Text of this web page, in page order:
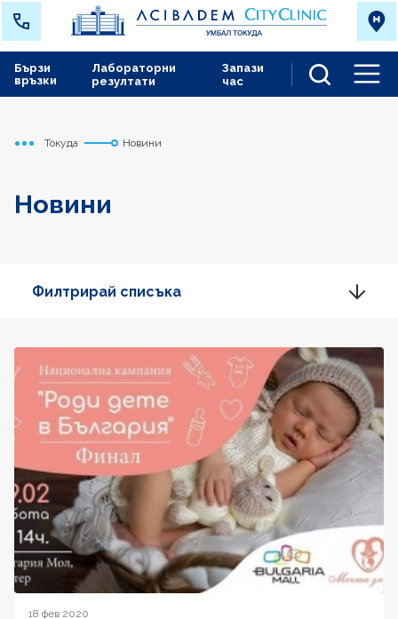
Лабораторни
резултати
Запази
час
Бързи
връзки
Начало
Токуда Новини
Новини
Филтрирай списъка
18 фев 2020